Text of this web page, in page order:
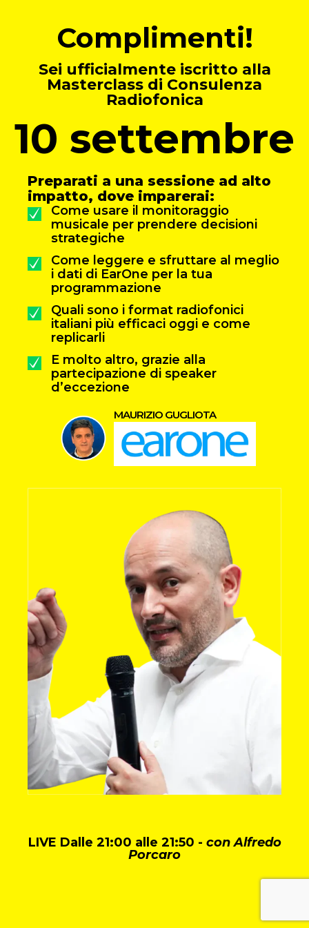
Complimenti!
Sei ufficialmente iscritto alla
Masterclass di Consulenza
Radiofonica
10 settembre
Preparati a una sessione ad alto
impatto, dove imparerai:
Come usare il monitoraggio
musicale per prendere decisioni
strategiche
Come leggere e sfruttare al meglio
i dati di EarOne per la tua
programmazione
Quali sono i format radiofonici
italiani più efficaci oggi e come
replicarli
E molto altro, grazie alla
partecipazione di speaker
d’eccezione
MAURIZIO GUGLIOTA
LIVE Dalle 21:00 alle 21:50 - con Alfredo
Porcaro